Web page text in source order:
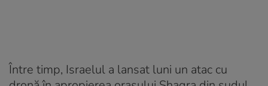
Între timp, Israelul a lansat luni un atac cu